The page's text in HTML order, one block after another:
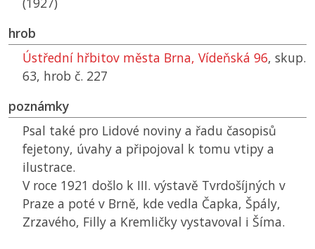
hrob
Ústřední hřbitov města Brna, Vídeňská 96, skup.
63, hrob č. 227
poznámky
Psal také pro Lidové noviny a řadu časopisů
fejetony, úvahy a připojoval k tomu vtipy a
ilustrace.
V roce 1921 došlo k III. výstavě Tvrdošíjných v
Praze a poté v Brně, kde vedla Čapka, Špály,
Zrzavého, Filly a Kremličky vystavoval i Šíma.